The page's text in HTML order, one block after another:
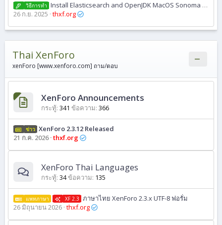
วิธีการทํา Install Elasticsearch and OpenJDK MacOS Sonoma 14.8
26 ก.ย. 2025 thxf.org
Thai XenForo
xenForo [www.xenforo.com] ถาม/ตอบ
XenForo Announcements
กระทู้ 341 ข้อความ 366
ข่าว XenForo 2.3.12 Released
21 ก.ค. 2026 thxf.org
XenForo Thai Languages
กระทู้ 34ข้อความ 135
แพทภาษา XF 2.3 ภาษาไทย XenForo 2.3.x UTF-8 ฟอรั่ม
26 มิถุนายน 2026 thxf.org